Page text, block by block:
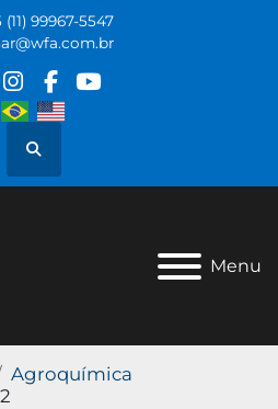
(11) 99967-5547
instagram
facebook
youtube
Pesquisar
Menu
Agroquímica